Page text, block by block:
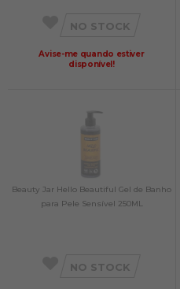
NO STOCK
Avise-me quando estiver
disponível!
Beauty Jar Hello Beautiful Gel de Banho
para Pele Sensível 250ML
NO STOCK